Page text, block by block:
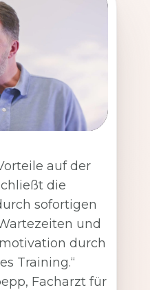
auf der
die
sofortigen
und
durch
Training.“
Facharzt für